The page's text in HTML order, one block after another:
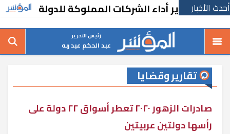
أحدث الأخبار
أداء الشركات المملوكة للدولة قرارات
رئيس التحرير
عبد الحكم عبد ربه
تقارير وقضايا
صادرات الزهور ٢٠٢٠ تعطر أسواق ٢٢ دولة على
رأسها دولتين عربيتين